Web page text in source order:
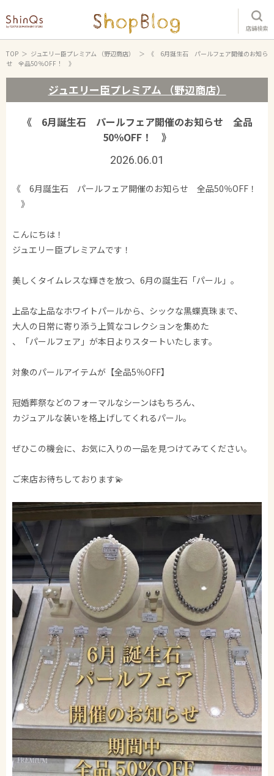
店舗検索
TOP ジュエリー臣プレミアム （野辺商店）
《 6月誕生石 パールフェア開催のお知ら
せ 全品50％OFF！ 》
ジュエリー臣プレミアム （野辺商店）
《 6月誕生石 パールフェア開催のお知らせ 全品
50％OFF！ 》
2026.06.01
《 6月誕生石 パールフェア開催のお知らせ 全品50％OFF！
》
こんにちは！
ジュエリー臣プレミアムです！
美しくタイムレスな輝きを放つ、6月の誕生石「パール」。
上品な上品なホワイトパールから、シックな黒蝶真珠まで、
大人の日常に寄り添う上質なコレクションを集めた
、「パールフェア」が本日よりスタートいたします。
対象のパールアイテムが【全品5％OFF】
冠婚葬祭などのフォーマルなシーンはもちろん、
カジュアルな装いを格上げしてくれるパール。
ぜひこの機会に、お気に入りの一品を見つけてみてください。
ご来店お待ちしております💫